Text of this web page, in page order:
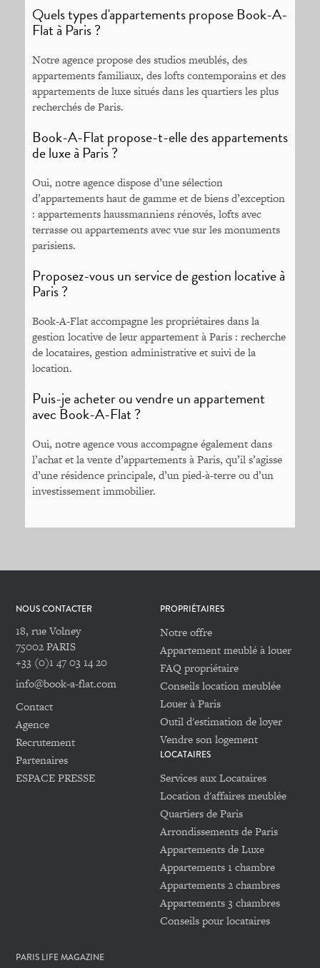
Quels types d'appartements propose Book-A-
Flat à Paris ?
Notre agence propose des studios meublés, des
appartements familiaux, des lofts contemporains et des
appartements de luxe situés dans les quartiers les plus
recherchés de Paris.
Book-A-Flat propose-t-elle des appartements
de luxe à Paris ?
Oui, notre agence dispose d’une sélection
d’appartements haut de gamme et de biens d’exception
: appartements haussmanniens rénovés, lofts avec
terrasse ou appartements avec vue sur les monuments
parisiens.
Proposez-vous un service de gestion locative à
Paris ?
Book-A-Flat accompagne les propriétaires dans la
gestion locative de leur appartement à Paris : recherche
de locataires, gestion administrative et suivi de la
location.
Puis-je acheter ou vendre un appartement
avec Book-A-Flat ?
Oui, notre agence vous accompagne également dans
l’achat et la vente d’appartements à Paris, qu’il s’agisse
d’une résidence principale, d’un pied-à-terre ou d’un
investissement immobilier.
NOUS CONTACTER
18, rue Volney
75002 PARIS
+33 (0)1 47 03 14 20
info@book-a-flat.com
Contact
Agence
Recrutement
Partenaires
ESPACE PRESSE
PROPRIÉTAIRES
Notre offre
Appartement meublé à louer
FAQ propriétaire
Conseils location meublée
Louer à Paris
Outil d'estimation de loyer
Vendre son logement
LOCATAIRES
Services aux Locataires
Location d'affaires meublée
Quartiers de Paris
Arrondissements de Paris
Appartements de Luxe
Appartements 1 chambre
Appartements 2 chambres
Appartements 3 chambres
Conseils pour locataires
PARIS LIFE MAGAZINE